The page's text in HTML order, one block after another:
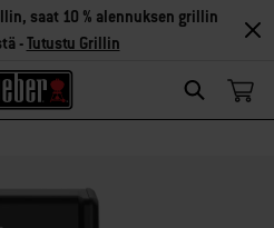
Search
saat 10 % alennuksen grillin
-Tutustu Grillin